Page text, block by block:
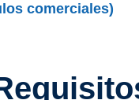
comerciales)